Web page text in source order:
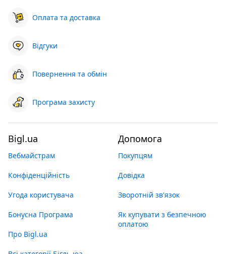
Оплата та доставка
Відгуки
Повернення та обмін
Програма захисту
Bigl.ua
Вебмайстрам
Конфіденційність
Угода користувача
Бонусна Програма
Про Bigl.ua
Допомога
Покупцям
Довідка
Зворотній зв'язок
Як купувати з безпечною
оплатою